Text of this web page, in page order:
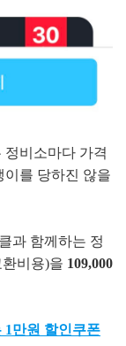
정비소마다 가격
이를 당하진 않을
과 함께하는 정
비용)을 109,000
만원 할인쿠폰